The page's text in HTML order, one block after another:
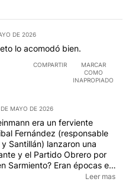
DE 2026
lo acomodó bien.
COMPARTIR
MARCAR
COMO
INAPROPIADO
MAYO DE 2026
era un ferviente
Fernández (responsable
Santillán) lanzaron una
y el Partido Obrero por
Sarmiento? Eran épocas en
en ridículo con losLeer mas